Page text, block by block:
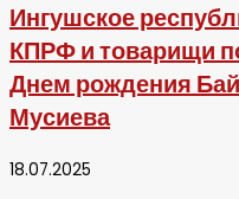
Ингушское
КПРФ и товарищи
Днем рождения
Мусиева
18.07.2025